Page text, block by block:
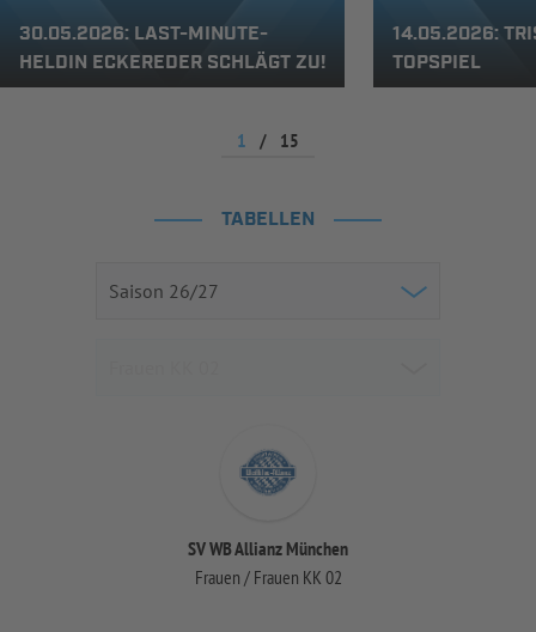
30.05.2026: LAST-MINUTE-
HELDIN ECKEREDER SCHLÄGT ZU!
14.05.2026:
TOPSPIEL
1 / 15
TABELLEN
SV WB Allianz München
Frauen / Frauen KK 02